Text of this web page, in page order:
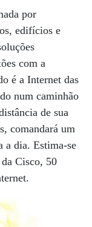
por
edifícios e
com a
é a Internet das
num caminhão
de sua
comandará um
a dia. Estima-se
Cisco, 50